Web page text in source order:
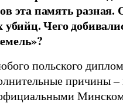
эта память
убийц. Чего
польского
причины –